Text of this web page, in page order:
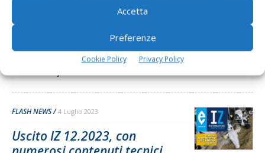
Accetta
Preferenze
Cookie Policy Privacy Policy
Il gruppo Tecniche Nuove
acquisisce il 100% di REDA
Si tratta di un marchio storico nella produzione di libri per gli istituti
tecnici agrari e per gli istituti professionali agrari
FLASH NEWS 4 Luglio 2023
Uscito IZ 12.2023, con